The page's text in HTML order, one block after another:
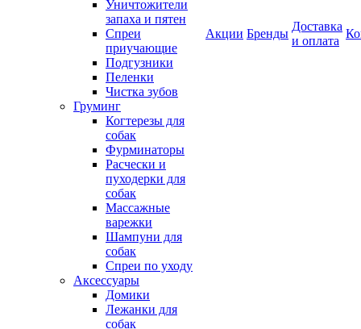
Уничтожители
запаха и пятен
Спреи
приучающие
Подгузники
Пеленки
Чистка зубов
Груминг
Когтерезы для
собак
Фурминаторы
Расчески и
пуходерки для
собак
Массажные
варежки
Шампуни для
собак
Спреи по уходу
Аксессуары
Домики
Лежанки для
собак
Акции Бренды
Доставка
и оплата